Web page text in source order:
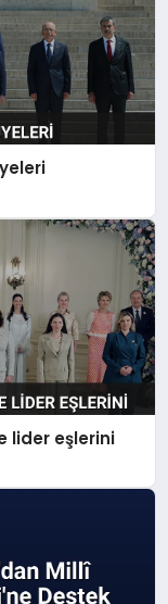
lider eşlerini